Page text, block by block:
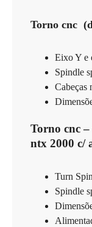
Torno cnc
Eixo Y e
Spindle
Cabeças
Torno cnc
ntx 2000 c/
Turn
Spindle